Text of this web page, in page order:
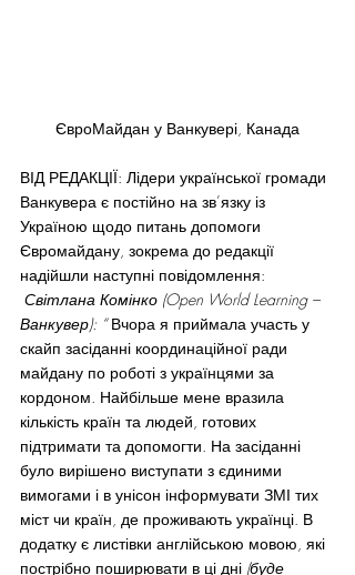
ЄвроМайдан у Ванкувері, Канада
ВІД РЕДАКЦІЇ: Лідери української громади
Ванкувера є постійно на зв’язку із
Україною щодо питань допомоги
Євромайдану, зокрема до редакції
надійшли наступні повідомлення:
Світлана Комінко (Open World Learning –
Ванкувер): “ Вчора я приймала участь у
скайп засіданні координаційної ради
майдану по роботі з українцями за
кордоном. Найбільше мене вразила
кількість країн та людей, готових
підтримати та допомогти. На засіданні
було вирішено виступати з єдиними
вимогами і в унісон інформувати ЗМІ тих
міст чи країн, де проживають українці. В
додатку є листівки англійською мовою, які
пострібно поширювати в ці дні (буде